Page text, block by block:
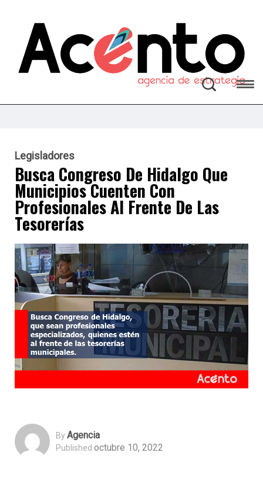
Legisladores
Busca Congreso De Hidalgo Que
Municipios Cuenten Con
Profesionales Al Frente De Las
Tesorerías
ByAgencia
Published octubre 10, 2022